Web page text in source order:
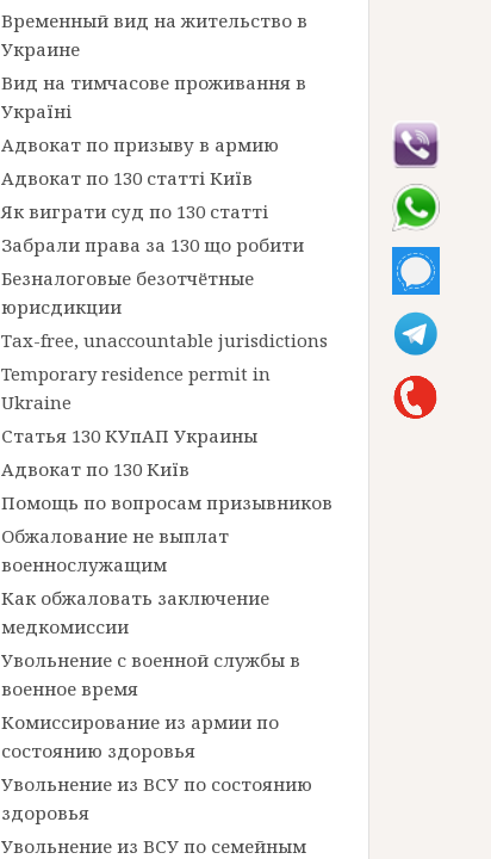
Временный вид на жительство в
Украине
Вид на тимчасове проживання в
Україні
Адвокат по призыву в армию
Адвокат по 130 статті Київ
Як виграти суд по 130 статті
Забрали права за 130 що робити
Безналоговые безотчётные
юрисдикции
Tax-free, unaccountable jurisdictions
Temporary residence permit in
Ukraine
Статья 130 КУпАП Украины
Адвокат по 130 Київ
Помощь по вопросам призывников
Обжалование не выплат
военнослужащим
Как обжаловать заключение
медкомиссии
Увольнение с военной службы в
военное время
Комиссирование из армии по
состоянию здоровья
Увольнение из ВСУ по состоянию
здоровья
Увольнение из ВСУ по семейным